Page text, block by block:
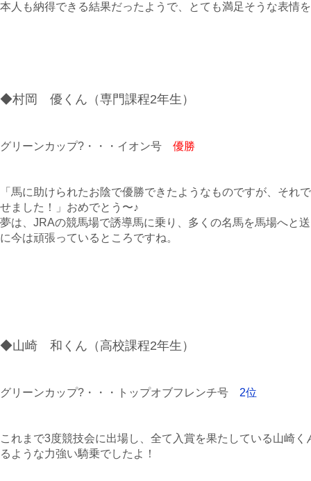
本人も納得できる結果だったようで、とても満足そうな表情
◆村岡 優くん（専門課程2年生）
グリーンカップ?・・・イオン号 優勝
「馬に助けられたお陰で優勝できたようなものですが、それ
せました！」おめでとう〜♪
夢は、JRAの競馬場で誘導馬に乗り、多くの名馬を馬場へと
に今は頑張っているところですね。
◆山崎 和くん（高校課程2年生）
グリーンカップ?・・・トップオブフレンチ号 2位
これまで3度競技会に出場し、全て入賞を果たしている山崎
るような力強い騎乗でしたよ！